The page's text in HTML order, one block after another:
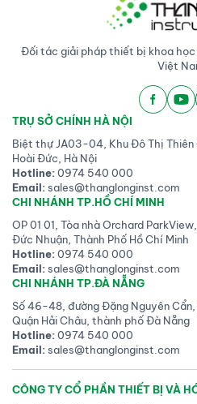
Đối tác giải pháp thiết bị khoa
Việt
TRỤ SỞ CHÍNH HÀ NỘI
Biệt thự JA03-04, Khu Đô Thị Thiên
Hoài Đức, Hà Nội
Hotline:0974 540 000
Email:sales@thanglonginst.com
CHI NHÁNH TP.HỒ CHÍ MINH
OP 01 01, Tòa nhà Orchard
Đức Nhuận, Thành Phố Hồ Chí Minh
Hotline:0974 540 000
Email:sales@thanglonginst.com
CHI NHÁNH TP.ĐÀ NẴNG
Số 46-48, đường Đặng Nguyên Cẩn,
Quận Hải Châu, thành phố Đà Nẵng
Hotline:0974 540 000
Email:sales@thanglonginst.com
CÔNG TY CỔ PHẦN THIẾT BỊ VÀ